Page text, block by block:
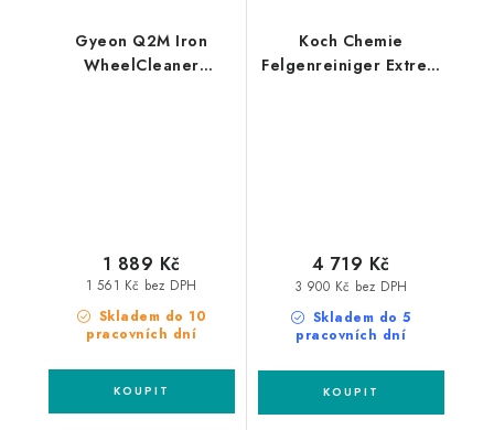
Gyeon Q2M Iron
WheelCleaner
Skladem do 10
pracovních dní
1 561 Kč bez DPH
1 889 Kč
Koch Chemie
Felgenreiniger Extrem
Skladem do 5
pracovních dní
3 900 Kč bez DPH
4 719 Kč